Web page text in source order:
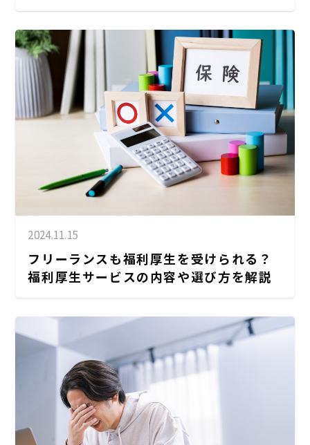
2024.11.15
フリーランスも福利厚生を受けられる？
福利厚生サービスの内容や選び方を解説